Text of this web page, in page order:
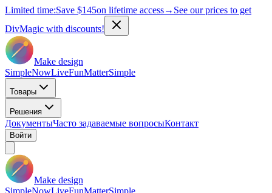
Limited time:Save $145on lifetime access→ See our prices to get
DivMagic with discounts!
Make design
SimpleNowLiveFunMatterSimple
Товары
Решения
ДокументыЧасто задаваемые вопросыКонтакт
Войти
Make design
SimpleNowLiveFunMatterSimple